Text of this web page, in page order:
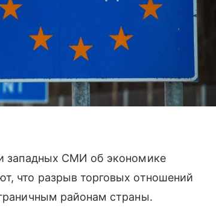
западных СМИ об экономике
что разрыв торговых отношений
районам страны.